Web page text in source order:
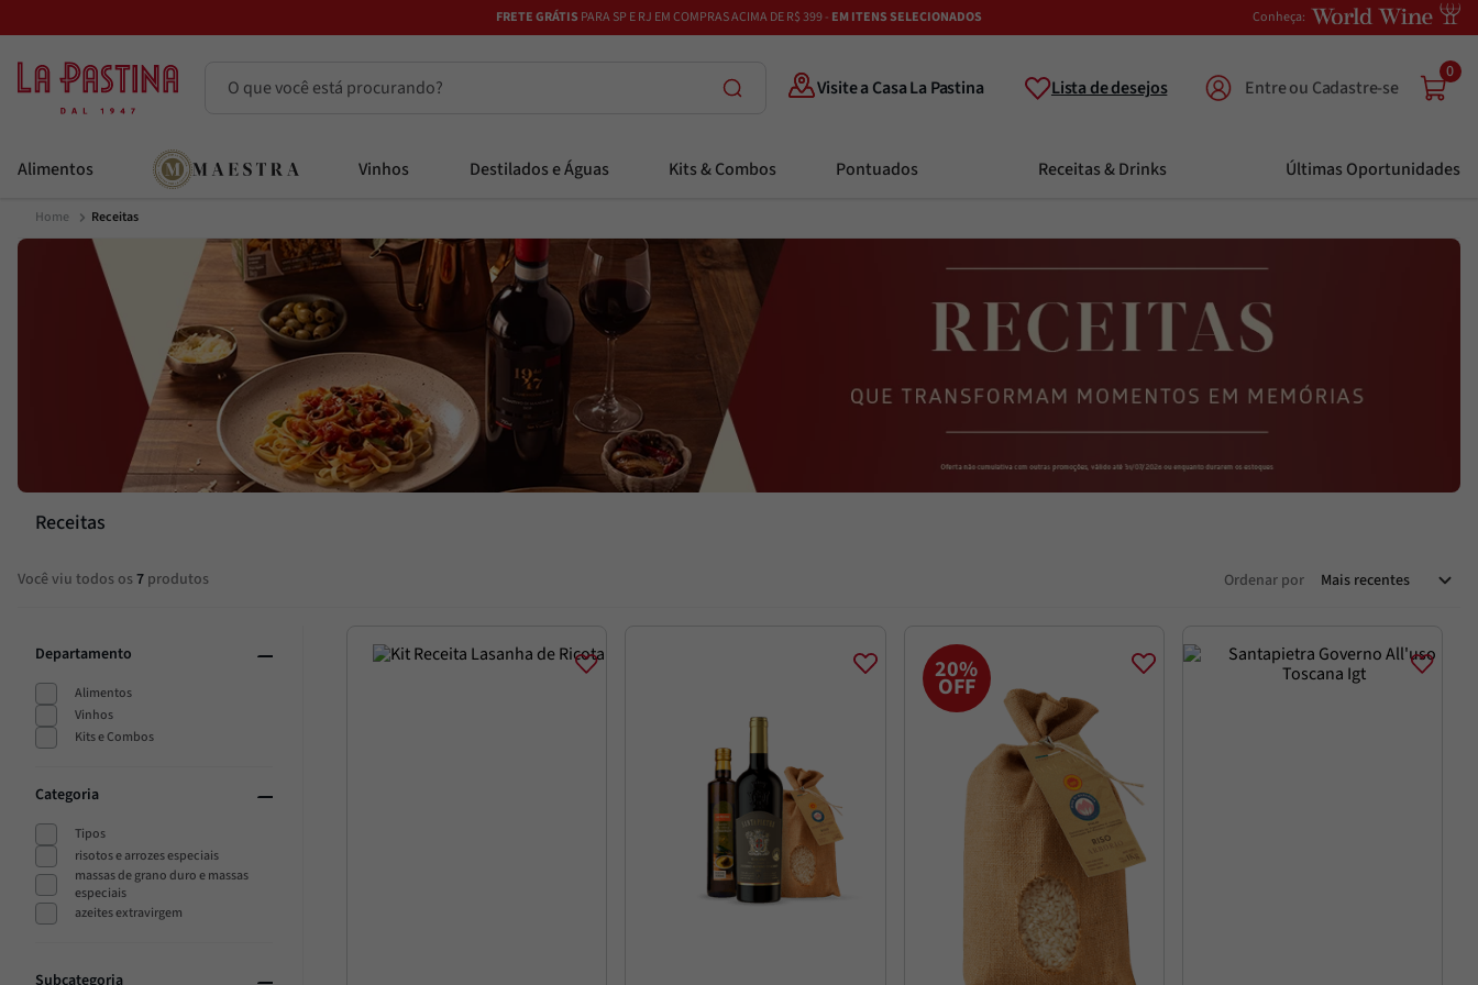
Conheça:
FRETE GRÁTIS PARA SP E RJ EM COMPRAS ACIMA DE R$ 399 - EM ITENS SELECIONADOS
Visite a Casa La Pastina Lista de desejos
0
Alimentos Vinhos Destilados e Águas Kits & Combos Pontuados Receitas & Drinks Últimas Oportunidades
Receitas
Receitas
Você viu todos os7 produtos Ordenar por Mais recentes
Departamento
Alimentos
Vinhos
Kits e Combos
Categoria
Tipos
risotos e arrozes especiais
massas de grano duro e massas
especiais
azeites extravirgem
Subcategoria
20%
OFF
3º Adobe
Azeitona
5º Bruschetta
6º Maestra
7º Alcachofra
Passata
9º Molho